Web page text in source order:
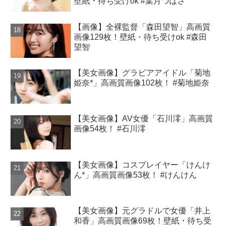
【画像】全裸監督「森田望智」高画質
画像129枚！壁紙・待ち受けok #森田
望智
【美女画像】グラビアアイドル「菊地
姫奈*」高画質画像102枚！ #菊地姫奈
【美女画像】AV女優「石川澪」高画質
画像54枚！ #石川澪
【美女画像】コスプレイヤー「けんけ
ん*」高画質画像53枚！ #けんけん
【美女画像】元グラドルで女優「井上
和香」高画質画像69枚！壁紙・待ち受